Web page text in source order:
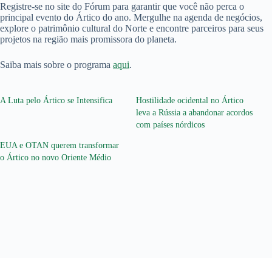
Registre-se no site do Fórum para garantir que você não perca o
principal evento do Ártico do ano. Mergulhe na agenda de negócios,
explore o patrimônio cultural do Norte e encontre parceiros para seus
projetos na região mais promissora do planeta.
Saiba mais sobre o programa aqui.
A Luta pelo Ártico se Intensifica
Hostilidade ocidental no Ártico
leva a Rússia a abandonar acordos
com países nórdicos
EUA e OTAN querem transformar
o Ártico no novo Oriente Médio